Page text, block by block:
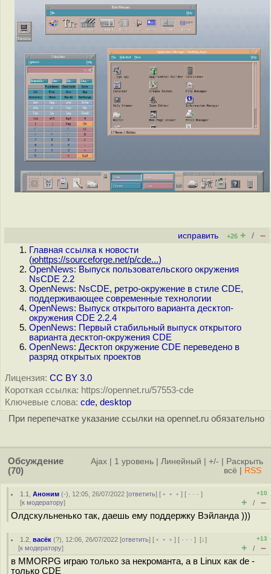
исправить +26 + / –
Главная ссылка к новости
(юhttps://sourceforge.net/p/cde...)
OpenNews: Выпуск пользовательского окружения
NsCDE 2.2
OpenNews: NsCDE, ретро-окружение в стиле CDE,
поддерживающее современные технологии
OpenNews: Выпуск открытого варианта десктоп-
окружения CDE 2.2.4
OpenNews: Первый стабильный выпуск открытого
варианта десктоп-окружения CDE
OpenNews: Десктоп окружение CDE переведено в
разряд открытых проектов
Лицензия: CC BY 3.0
Короткая ссылка: https://opennet.ru/57553-cde
Ключевые слова: cde, desktop
При перепечатке указание ссылки на opennet.ru обязательно
Обсуждение
(70)
Ajax 1 уровень Линейный +/-
Раскрыть
всё
RSS
1.1 ,Аноним (-), 12:05, 26/07/2022 [ответить] [ ﹢﹢﹢] [ · · ·]
[к модератору]
+10
+ / –
Олдскульненько так, даешь ему поддержку Вэйланда )))
1.2 ,васёк (?), 12:06, 26/07/2022 [ответить] [ ﹢﹢﹢] [ · · ·][↓]
[к модератору]
+13
+ / –
в MMORPG играю только за некроманта, а в Linux как de -
только CDE